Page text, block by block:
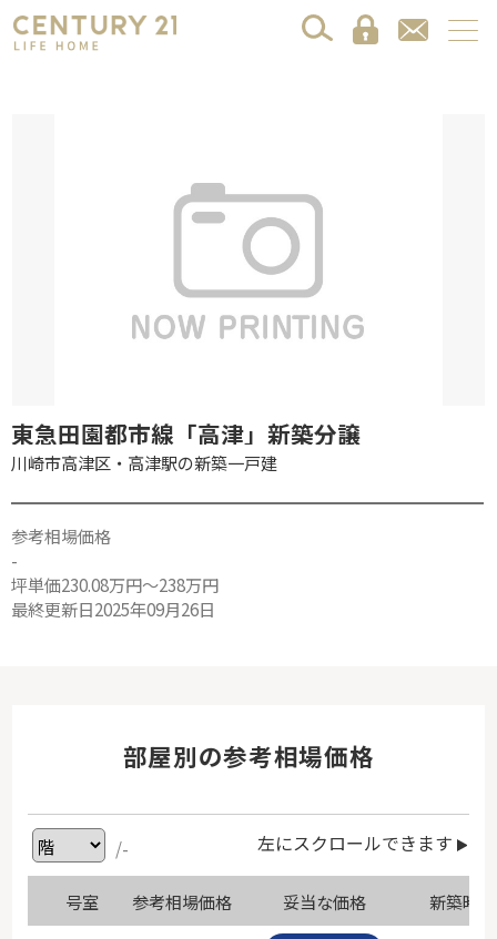
東急田園都市線「高津」新築分譲
川崎市高津区・高津駅の新築一戸建
参考相場価格
-
坪単価230.08万円～238万円
最終更新日2025年09月26日
部屋別の参考相場価格
/- 左にスクロールできます
号室 参考相場価格 妥当な価格 新築時